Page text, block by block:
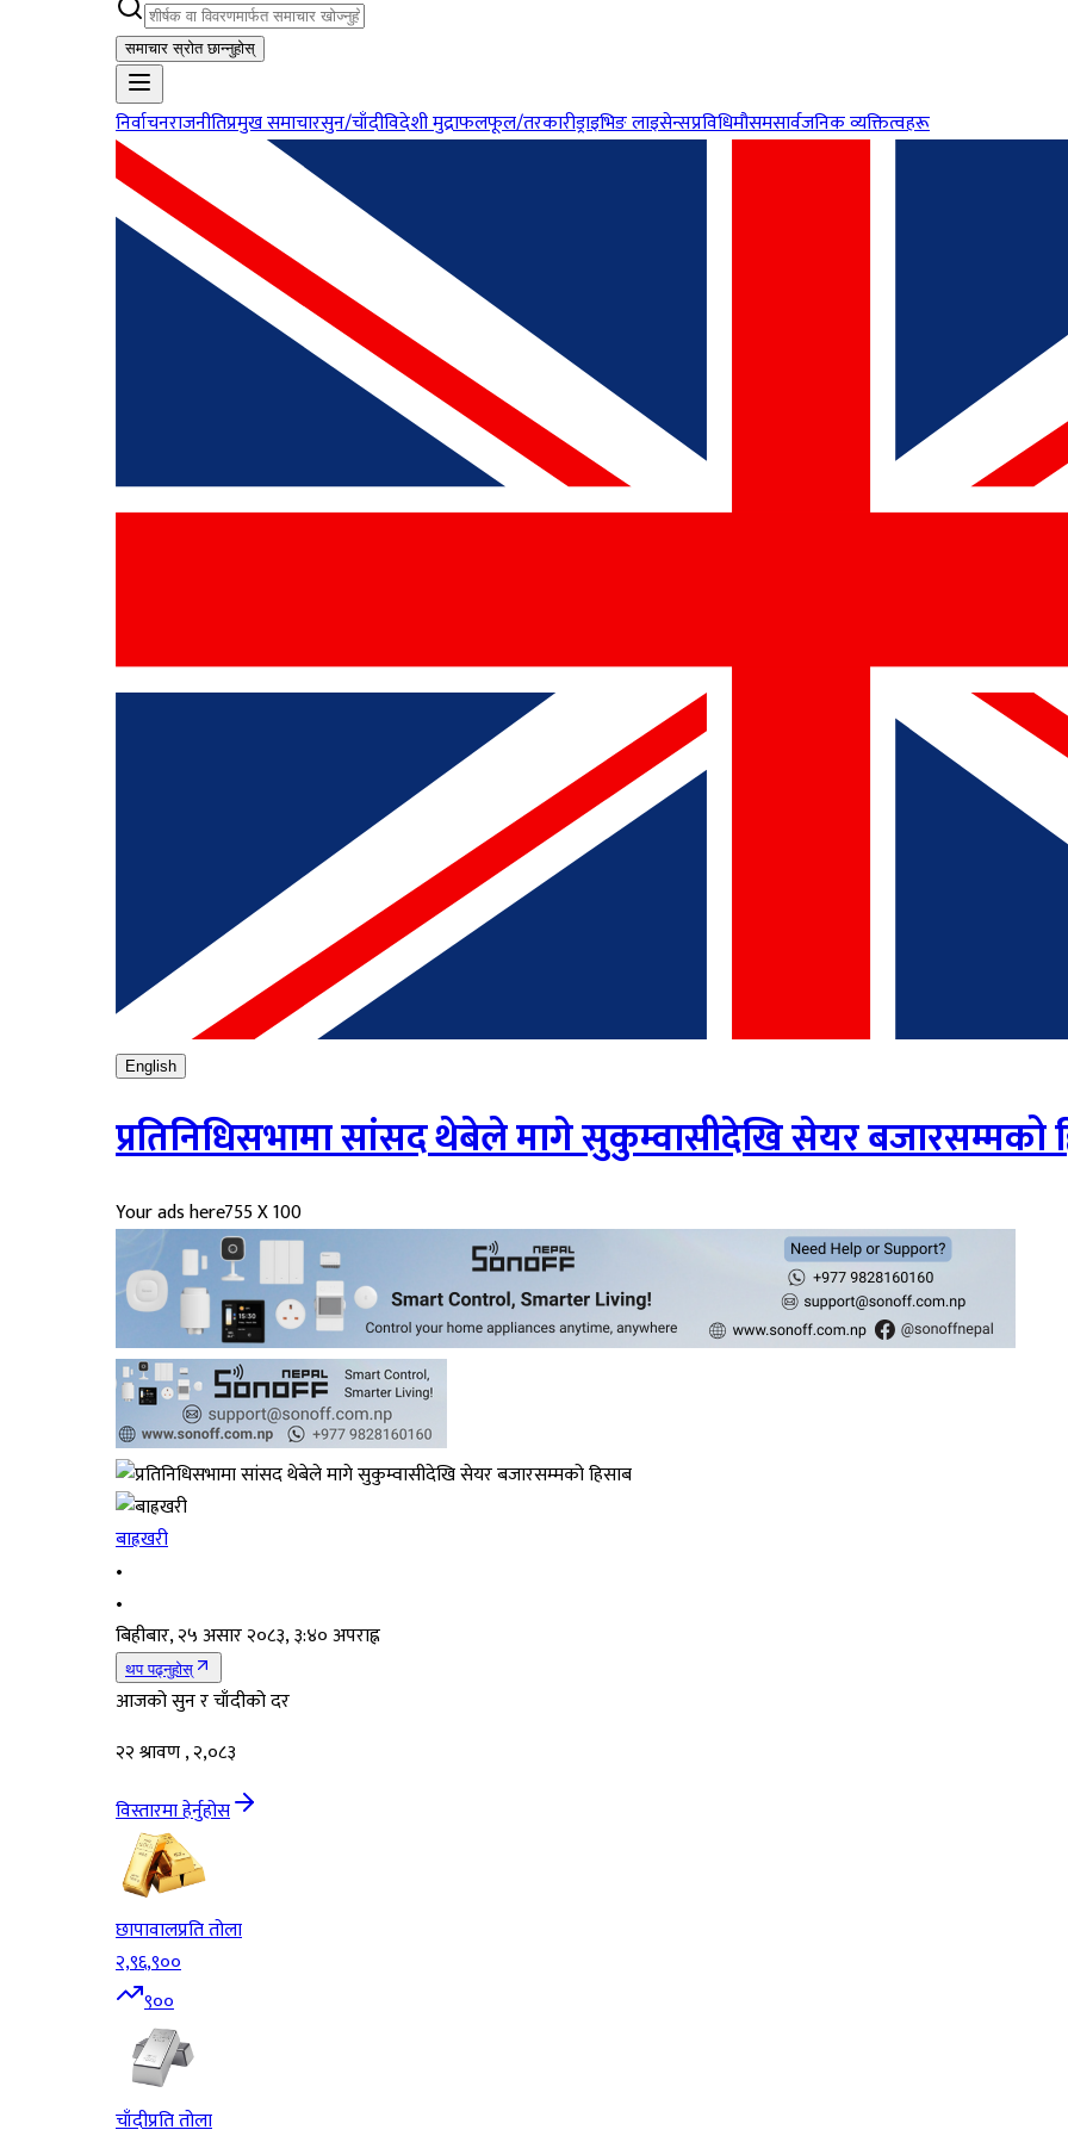
समाचार स्रोत छान्नुहोस्
निर्वाचनराजनीतिप्रमुख समाचारसुन/चाँदीविदेशी मुद्राफलफूल/तरकारीड्राइभिङ लाइसेन्सप्रविधिमौसमसार्वजनिक व्यक्तित्वहरू
English
प्रतिनिधिसभामा सांसद थेबेले मागे सुकुम्वासीदेखि सेयर बजारसम्मको
Your ads here755 X 100
बाह्रखरी
•
•
बिहीबार, २५ असार २०८३, ३:४० अपराह्न
थप पढ्नुहोस्
आजको सुन र चाँदीको दर
२२ श्रावण , २,०८३
विस्तारमा हेर्नुहोस
छापावालप्रति तोला
२,९६,९००
९००
चाँदीप्रति तोला